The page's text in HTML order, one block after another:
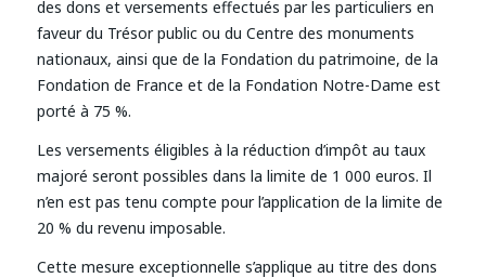
des dons et versements effectués par les particuliers en
faveur du Trésor public ou du Centre des monuments
nationaux, ainsi que de la Fondation du patrimoine, de la
Fondation de France et de la Fondation Notre-Dame est
porté à 75 %.
Les versements éligibles à la réduction d’impôt au taux
majoré seront possibles dans la limite de 1 000 euros. Il
n’en est pas tenu compte pour l’application de la limite de
20 % du revenu imposable.
Cette mesure exceptionnelle s’applique au titre des dons